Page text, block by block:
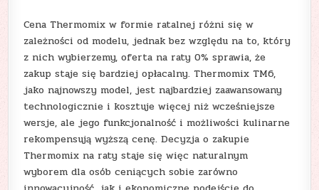
Cena Thermomix w formie ratalnej różni się w
zależności od modelu, jednak bez względu na to, który
z nich wybierzemy, oferta na raty 0% sprawia, że
zakup staje się bardziej opłacalny. Thermomix TM6,
jako najnowszy model, jest najbardziej zaawansowany
technologicznie i kosztuje więcej niż wcześniejsze
wersje, ale jego funkcjonalność i możliwości kulinarne
rekompensują wyższą cenę. Decyzja o zakupie
Thermomix na raty staje się więc naturalnym
wyborem dla osób ceniących sobie zarówno